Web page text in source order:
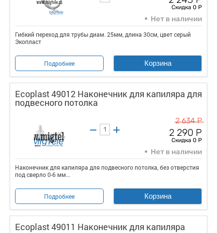
Скидка 0 Р
Нет в наличии
Гибкий переход для трубы диам. 25мм, длина 30см, цвет серый
Экопласт
Подробнее Корзина
Ecoplast 49012 Наконечник для капиляра для
подвесного потолка
2 634 Р
2 290 Р
Скидка 0 Р
Нет в наличии
Наконечник для капиляра для подвесного потолка, без отверстия
под сверло 0-6 мм...
Подробнее Корзина
Ecoplast 49011 Наконечник для капиляра